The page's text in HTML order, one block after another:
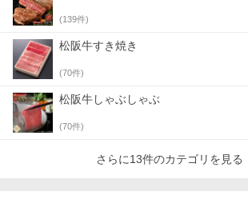
(139件)
松阪牛すき焼き
(70件)
松阪牛しゃぶしゃぶ
(70件)
さらに13件のカテゴリを見る